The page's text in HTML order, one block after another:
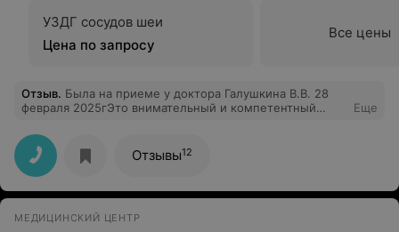
УЗДГ сосудов шеи
Цена по запросу
Все цены
Отзыв. Была на приеме у доктора Галушкина В.В. 28
февраля 2025гЭто внимательный и компетентный
соответствующие рекомендации.Приемом
довольна,буду рекомендовать своим знакомым.
Еще
Отзывы12
МЕДИЦИНСКИЙ ЦЕНТР